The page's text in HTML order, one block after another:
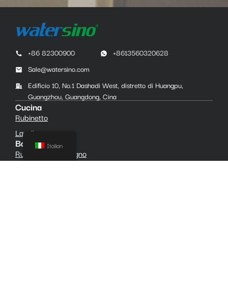
+86 82300900
+8613560320628
Sale@watersino.com
Edificio 10, No.1 Dashadi West, distretto di Huangpu,
Guangzhou, Guangdong, Cina
Cucina
Rubinetto
Lavello
Bagno
Rubinetti per il bagno
Italian